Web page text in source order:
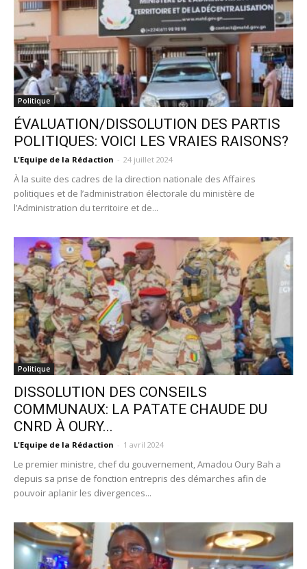
Politique
ÉVALUATION/DISSOLUTION DES PARTIS
POLITIQUES: VOICI LES VRAIES RAISONS?
L'Equipe de la Rédaction - 24 juillet 2024
À la suite des cadres de la direction nationale des Affaires
politiques et de l’administration électorale du ministère de
l’Administration du territoire et de...
Politique
DISSOLUTION DES CONSEILS
COMMUNAUX: LA PATATE CHAUDE DU
CNRD À OURY...
L'Equipe de la Rédaction - 1 avril 2024
Le premier ministre, chef du gouvernement, Amadou Oury Bah a
depuis sa prise de fonction entrepris des démarches afin de
pouvoir aplanir les divergences...